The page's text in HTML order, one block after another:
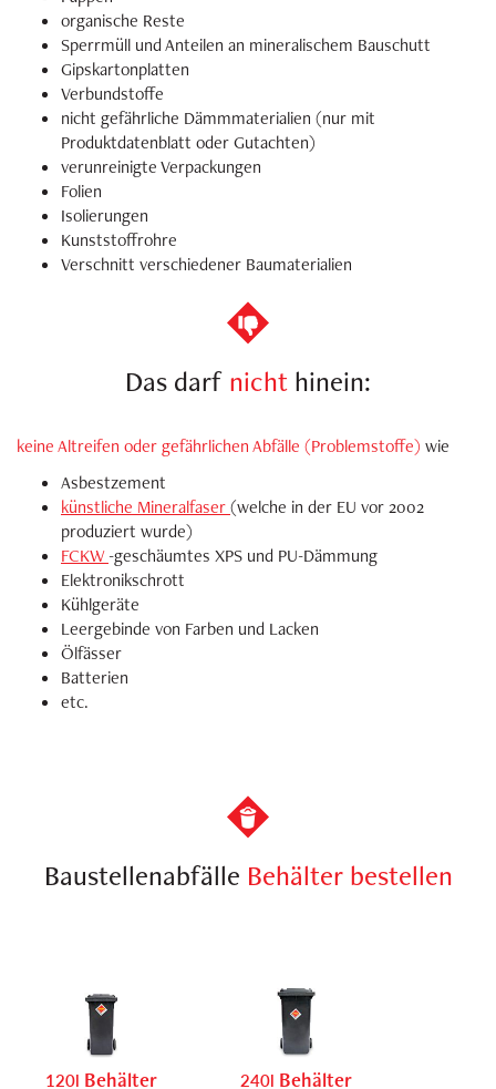
organische Reste
Sperrmüll und Anteilen an mineralischem Bauschutt
Gipskartonplatten
Verbundstoffe
nicht gefährliche Dämmmaterialien (nur mit
Produktdatenblatt oder Gutachten)
verunreinigte Verpackungen
Folien
Isolierungen
Kunststoffrohre
Verschnitt verschiedener Baumaterialien
Das darf nicht hinein:
keine Altreifen oder gefährlichen Abfälle (Problemstoffe) wie
Asbestzement
künstliche Mineralfaser(welche in der EU vor 2002
produziert wurde)
FCKW-geschäumtes XPS und PU-Dämmung
Elektronikschrott
Kühlgeräte
Leergebinde von Farben und Lacken
Ölfässer
Batterien
etc.
Baustellenabfälle Behälter bestellen
120l Behälter
240l Behälter